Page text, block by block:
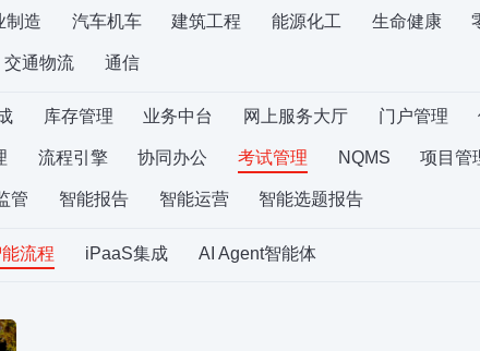
制造 汽车机车 建筑工程 能源化工 生命健康
交通物流 通信
库存管理 业务中台 网上服务大厅 门户管理
流程引擎 协同办公 考试管理 NQMS 项目管
管 智能报告 智能运营 智能选题报告
流程 iPaaS集成 AI Agent智能体